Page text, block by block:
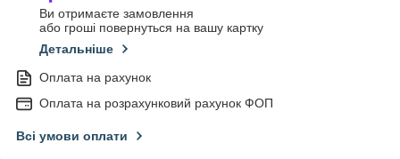
Ви отримаєте замовлення
або гроші повернуться на вашу картку
Детальніше
Оплата на рахунок
Оплата на розрахунковий рахунок ФОП
Всі умови оплати